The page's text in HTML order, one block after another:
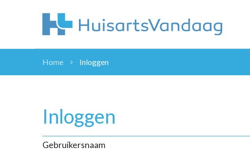
ZORGVERZEKERAARS
Home Inloggen
Inloggen
Gebruikersnaam